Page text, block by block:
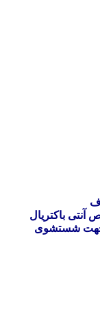
باکتریال
جهت شستشوی